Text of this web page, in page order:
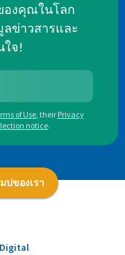
องคุณในโลก
ข่าวสารและ
ใจ!
of Use, their Privacy
notice.
ปของเรา